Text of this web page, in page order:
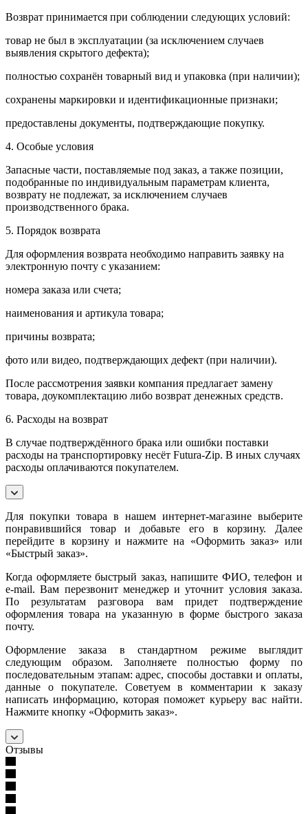
Возврат принимается при соблюдении следующих условий:
товар не был в эксплуатации (за исключением случаев
выявления скрытого дефекта);
полностью сохранён товарный вид и упаковка (при наличии);
сохранены маркировки и идентификационные признаки;
предоставлены документы, подтверждающие покупку.
4. Особые условия
Запасные части, поставляемые под заказ, а также позиции,
подобранные по индивидуальным параметрам клиента,
возврату не подлежат, за исключением случаев
производственного брака.
5. Порядок возврата
Для оформления возврата необходимо направить заявку на
электронную почту с указанием:
номера заказа или счета;
наименования и артикула товара;
причины возврата;
фото или видео, подтверждающих дефект (при наличии).
После рассмотрения заявки компания предлагает замену
товара, доукомплектацию либо возврат денежных средств.
6. Расходы на возврат
В случае подтверждённого брака или ошибки поставки
расходы на транспортировку несёт Futura-Zip. В иных случаях
расходы оплачиваются покупателем.
Для покупки товара в нашем интернет-магазине выберите
понравившийся товар и добавьте его в корзину. Далее
перейдите в корзину и нажмите на «Оформить заказ» или
«Быстрый заказ».
Когда оформляете быстрый заказ, напишите ФИО, телефон и
e-mail. Вам перезвонит менеджер и уточнит условия заказа.
По результатам разговора вам придет подтверждение
оформления товара на указанную в форме быстрого заказа
почту.
Оформление заказа в стандартном режиме выглядит
следующим образом. Заполняете полностью форму по
последовательным этапам: адрес, способы доставки и оплаты,
данные о покупателе. Советуем в комментарии к заказу
написать информацию, которая поможет курьеру вас найти.
Нажмите кнопку «Оформить заказ».
Отзывы